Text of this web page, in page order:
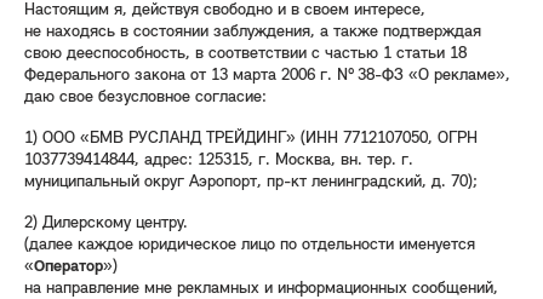
Настоящим я, действуя свободно и в своем интересе,
не находясь в состоянии заблуждения, а также подтверждая
свою дееспособность, в соответствии с частью 1 статьи 18
Федерального закона от 13 марта 2006 г. № 38-ФЗ «О рекламе»,
даю свое безусловное согласие:
1) ООО «БМВ РУСЛАНД ТРЕЙДИНГ» (ИНН 7712107050, ОГРН
1037739414844, адрес: 125315, г. Москва, вн. тер. г.
муниципальный округ Аэропорт, пр-кт ленинградский, д. 70);
2) Дилерскому центру.
(далее каждое юридическое лицо по отдельности именуется
«Оператор»)
на направление мне рекламных и информационных сообщений,